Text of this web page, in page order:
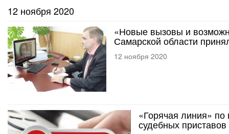
12 ноября 2020
«Новые вызовы и
Самарской области
12 ноября 2020
«Горячая линия» по
судебных